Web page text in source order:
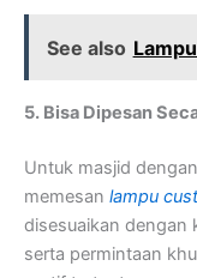
See also
5. Bisa Dipesan
Untuk masjid
memesan lampu
disesuaikan dengan
serta permintaan